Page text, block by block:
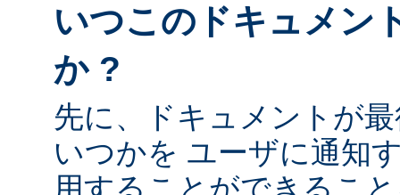
いつこのドキュメン
か ?
先に、ドキュメントが
いつかを ユーザに通知
用することができるこ